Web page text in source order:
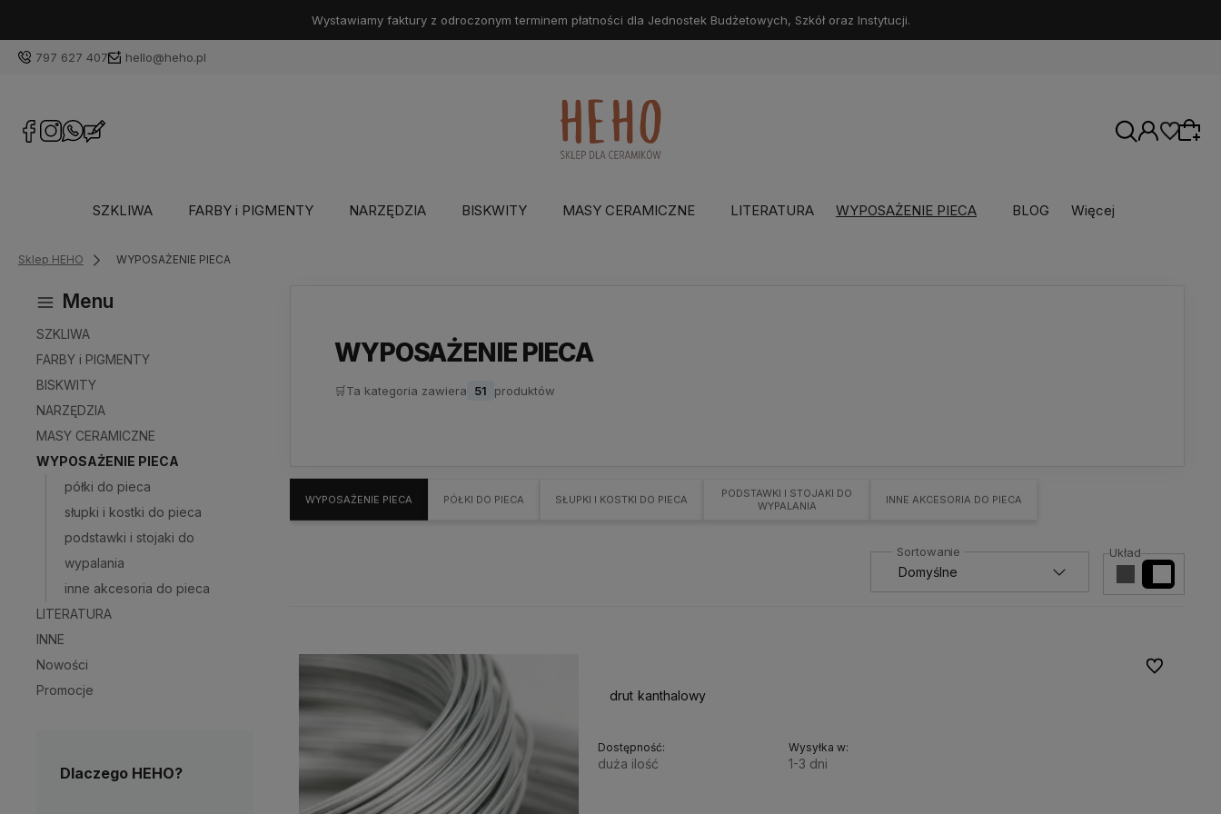
Wystawiamy faktury z odroczonym terminem płatności dla Jednostek Budżetowych, Szkół oraz Instytucji.
797 627 407 hello@heho.pl
SZKLIWA FARBY i PIGMENTY NARZĘDZIA BISKWITY MASY CERAMICZNE LITERATURA WYPOSAŻENIE PIECA BLOG Więcej
Sklep HEHO WYPOSAŻENIE PIECA
Menu
SZKLIWA
FARBY i PIGMENTY
BISKWITY
NARZĘDZIA
MASY CERAMICZNE
WYPOSAŻENIE PIECA
półki do pieca
słupki i kostki do pieca
podstawki i stojaki do
wypalania
inne akcesoria do pieca
LITERATURA
INNE
Nowości
Promocje
Dlaczego HEHO?
WYPOSAŻENIE PIECA
🛒Ta kategoria zawiera 51 produktów
WYPOSAŻENIE PIECA PÓŁKI DO PIECA SŁUPKI I KOSTKI DO PIECA
PODSTAWKI I STOJAKI DO
WYPALANIA
INNE AKCESORIA DO PIECA
Układ
drut kanthalowy
Dostępność:
duża ilość
Wysyłka w:
1-3 dni
Do ulubionych